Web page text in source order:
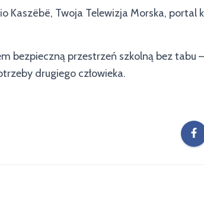
Kaszëbë, Twoja Telewizja Morska, portal
bezpieczną przestrzeń szkolną bez tabu –
drugiego człowieka.